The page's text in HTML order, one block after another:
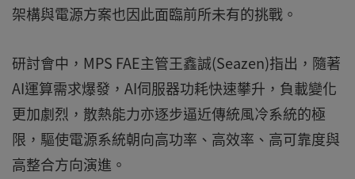
架構與電源方案也因此面臨前所未有的挑戰。
研討會中，MPS FAE主管王鑫誠(Seazen)指出，隨著
AI運算需求爆發，AI伺服器功耗快速攀升，負載變化
更加劇烈，散熱能力亦逐步逼近傳統風冷系統的極
限，驅使電源系統朝向高功率、高效率、高可靠度與
高整合方向演進。